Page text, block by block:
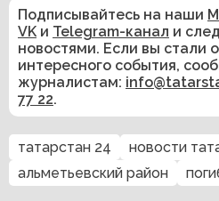
Подписывайтесь на наши
VK и Telegram-канал и
новостями. Если вы стали
интересного события,
журналистам:
77 22.
татарстан 24
новости
альметьевский район